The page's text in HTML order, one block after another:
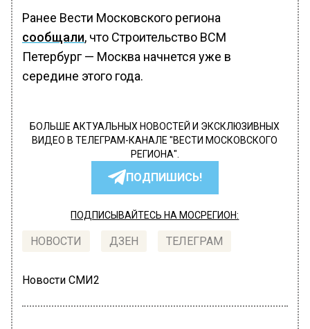
Ранее Вести Московского региона
сообщали, что Строительство ВСМ
Петербург — Москва начнется уже в
середине этого года.
БОЛЬШЕ АКТУАЛЬНЫХ НОВОСТЕЙ И ЭКСКЛЮЗИВНЫХ
ВИДЕО В ТЕЛЕГРАМ-КАНАЛЕ "ВЕСТИ МОСКОВСКОГО
РЕГИОНА".
ПОДПИШИСЬ!
ПОДПИСЫВАЙТЕСЬ НА МОСРЕГИОН:
НОВОСТИ ДЗЕН ТЕЛЕГРАМ
Новости СМИ2